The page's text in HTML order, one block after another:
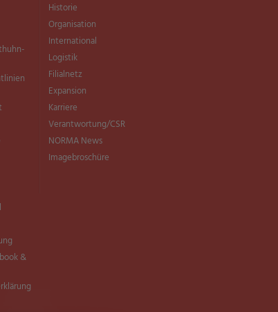
&
Historie
Organisation
International
Logistik
Filialnetz
Expansion
Karriere
Verantwortung/CSR
NORMA News
Imagebroschüre